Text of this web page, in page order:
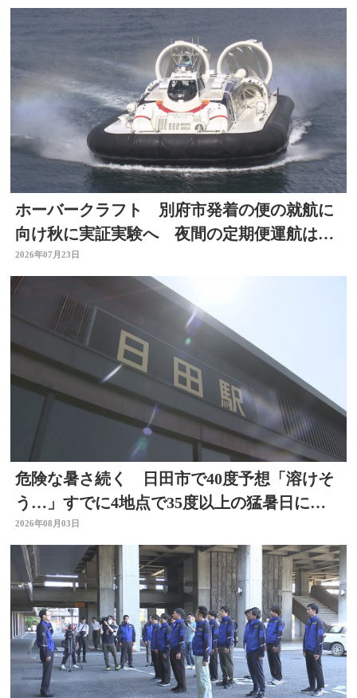
ホーバークラフト 別府市発着の便の就航に
向け秋に実証実験へ 夜間の定期便運航は８
月中目指す 大分
2026年07月23日
危険な暑さ続く 日田市で40度予想「溶けそ
う…」すでに4地点で35度以上の猛暑日に
大分
2026年08月03日